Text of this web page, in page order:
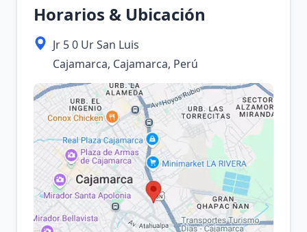
Horarios & Ubicación
Jr 5 0 Ur San Luis
Cajamarca, Cajamarca, Perú